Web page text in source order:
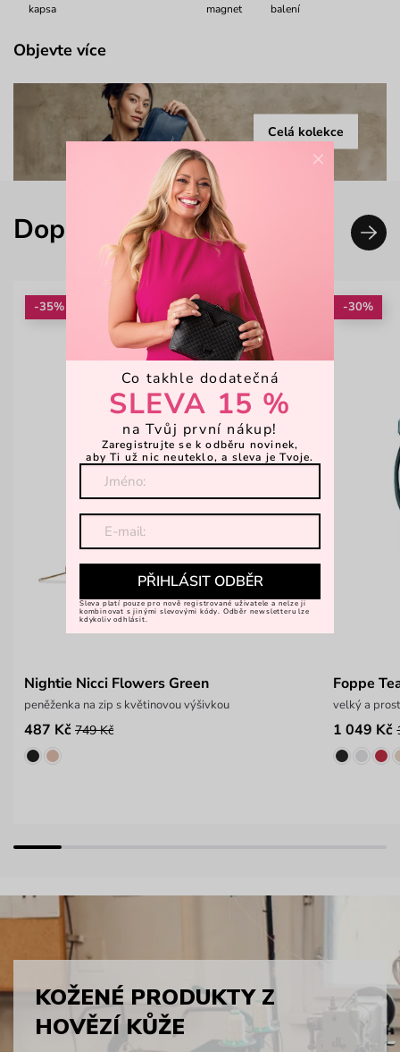
kapsa
magnet
balení
Objevte více
Celá kolekce
Doplň svůj look
-35%
Nightie Nicci Flowers Green
peněženka na zip s květinovou výšivkou
487 Kč 749 Kč
-30%
Foppe
velký a
1 049 Kč
KOŽENÉ PRODUKTY Z
HOVĚZÍ KŮŽE
×
Co takhle dodatečná
SLEVA 15 %
na Tvůj první nákup!
Zaregistrujte se k odběru novinek,
aby Ti už nic neuteklo, a sleva je Tvoje.
PŘIHLÁSIT ODBĚR
Sleva platí pouze pro nově registrované uživatele a nelze ji
kombinovat s jinými slevovými kódy. Odběr newsletteru lze
kdykoliv odhlásit.